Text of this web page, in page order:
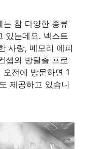
는 참 다양한 종류
있는데요. 넥스트
사랑, 메모리 에피
셉의 방탈출 프로
전에 방문하면 1
제공하고 있습니